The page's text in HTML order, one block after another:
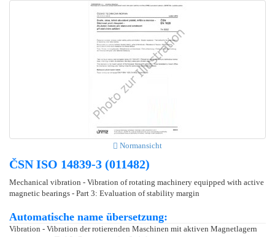
Normansicht
ČSN ISO 14839-3 (011482)
Mechanical vibration - Vibration of rotating machinery equipped with active
magnetic bearings - Part 3: Evaluation of stability margin
Automatische name übersetzung:
Vibration - Vibration der rotierenden Maschinen mit aktiven Magnetlagern